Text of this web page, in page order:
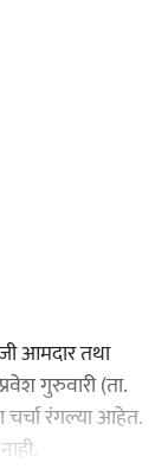
आमदार तथा
गुरुवारी (ता.
चर्चा रंगल्या आहेत.